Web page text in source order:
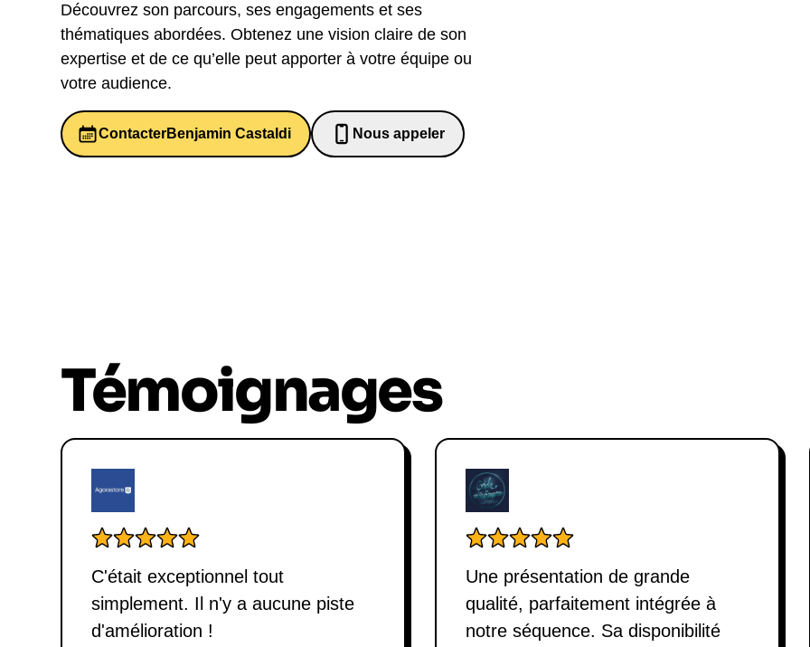
Découvrez son parcours, ses engagements et ses
thématiques abordées. Obtenez une vision claire de son
expertise et de ce qu’elle peut apporter à votre équipe ou
votre audience.
ContacterBenjamin Castaldi
Nous appeler
0652698481
Témoignages
C'était exceptionnel tout
simplement. Il n'y a aucune piste
d'amélioration !
Une présentation de grande
qualité, parfaitement intégrée à
notre séquence. Sa disponibilité